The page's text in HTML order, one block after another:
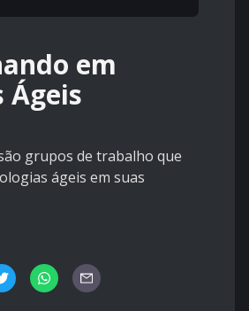
em
Ágeis
grupos de trabalho que
ágeis em suas